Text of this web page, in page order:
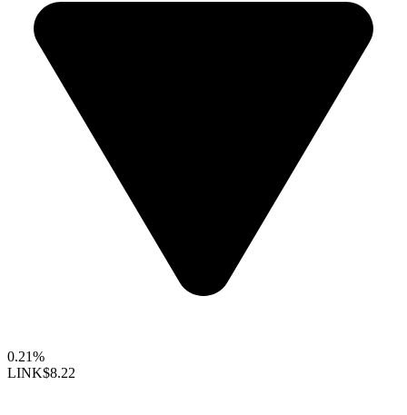
0.21%
LINK$8.22